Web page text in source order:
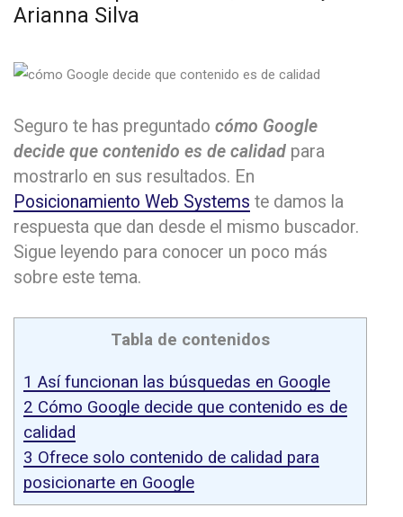
Arianna Silva
Seguro te has preguntado cómo Google
decide que contenido es de calidad para
mostrarlo en sus resultados. En
Posicionamiento Web Systems te damos la
respuesta que dan desde el mismo buscador.
Sigue leyendo para conocer un poco más
sobre este tema.
Tabla de contenidos
1 Así funcionan las búsquedas en Google
2 Cómo Google decide que contenido es de
calidad
3 Ofrece solo contenido de calidad para
posicionarte en Google